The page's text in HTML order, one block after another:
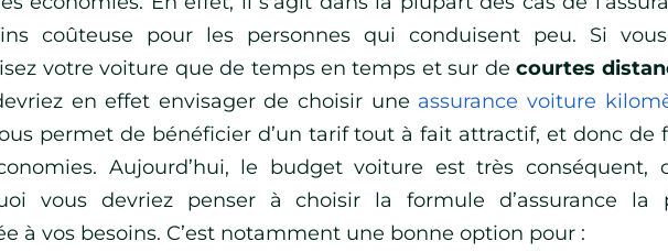
coûteuse pour les personnes qui conduisent peu. Si
votre voiture que de temps en temps et sur decourtes
en effet envisager de choisir une assurance voiture
permet de bénéficier d’un tarif tout à fait attractif, et donc de
Aujourd’hui, le budget voiture est très conséquent,
vous devriez penser à choisir la formule d’assurance la
à vos besoins. C’est notamment une bonne option pour :